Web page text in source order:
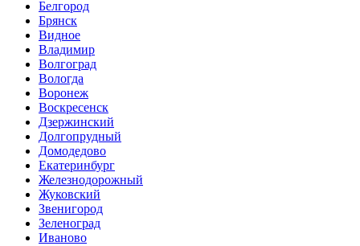
Белгород
Брянск
Видное
Владимир
Волгоград
Вологда
Воронеж
Воскресенск
Дзержинский
Долгопрудный
Домодедово
Екатеринбург
Железнодорожный
Жуковский
Звенигород
Зеленоград
Иваново